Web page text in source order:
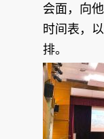
会面，向
时间表，
排。